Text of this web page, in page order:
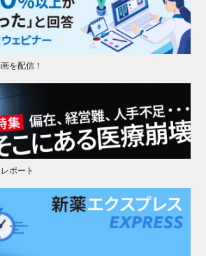
を配信！
ポート